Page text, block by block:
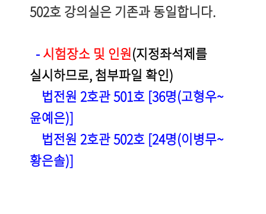
502호 강의실은 기존과 동일합니다.
-시험장소 및 인원(지정좌석제를
실시하므로, 첨부파일 확인)
법전원 2호관 501호 [36명(고형우~
윤예은)]
법전원 2호관 502호 [24명(이병무~
황은솔)]